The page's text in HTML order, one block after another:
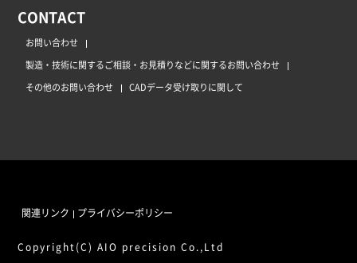
CONTACT
お問い合わせ
製造・技術に関するご相談・お見積りなどに関するお問い合わせ
その他のお問い合わせ
CADデータ受け取りに関して
Copyright(C) AIO precision Co.,Ltd
関連リンク プライバシーポリシー